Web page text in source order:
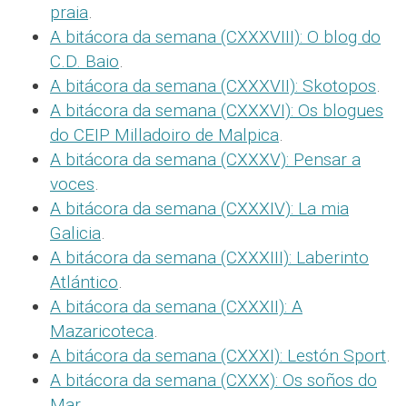
praia.
A bitácora da semana (CXXXVIII): O blog do
C.D. Baio.
A bitácora da semana (CXXXVII): Skotopos.
A bitácora da semana (CXXXVI): Os blogues
do CEIP Milladoiro de Malpica.
A bitácora da semana (CXXXV): Pensar a
voces.
A bitácora da semana (CXXXIV): La mia
Galicia.
A bitácora da semana (CXXXIII): Laberinto
Atlántico.
A bitácora da semana (CXXXII): A
Mazaricoteca.
A bitácora da semana (CXXXI): Lestón Sport.
A bitácora da semana (CXXX): Os soños do